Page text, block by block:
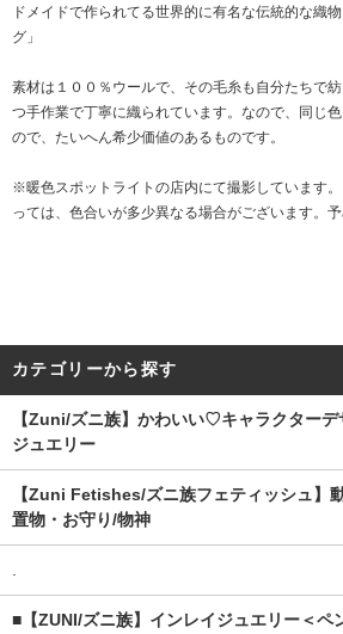
ドメイドで作られてる世界的に有名な伝統的な織
グ」
素材は１００％ウールで、その毛糸も自分たちで
つ手作業で丁寧に織られています。なので、同じ
ので、たいへん希少価値のあるものです。
※暖色スポットライトの店内にて撮影しています
っては、色合いが多少異なる場合がございます。
カテゴリーから探す
【Zuni/ズニ族】かわいい♡キャラクター
ジュエリー
【Zuni Fetishes/ズニ族フェティッシュ】
置物・お守り/物神
.
■【ZUNI/ズニ族】インレイジュエリー＜ペ